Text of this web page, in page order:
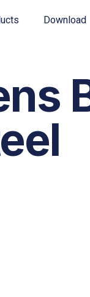
Download